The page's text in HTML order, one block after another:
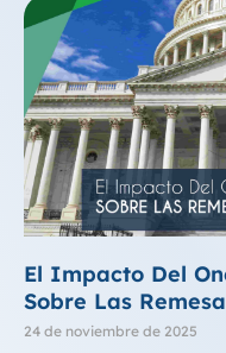
El Impacto Del
Sobre Las
24 de noviembre de 2025